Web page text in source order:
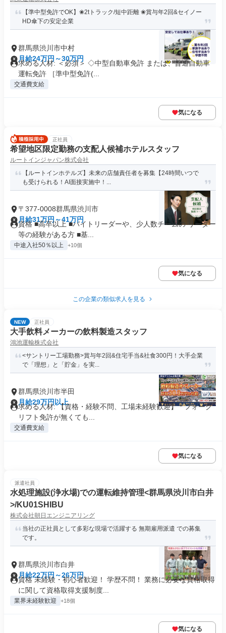
【準中型免許でOK】❀2tトラック/短中距離 ❀賞与年2回&セイノー
HD傘下の安定企業
群馬県渋川市中村
月給24万円～30万円
求める人材: ＜必須＞ ◇中型自動車免許 または、普通自動車
運転免許 ［準中型免許(...
交通費支給
気になる
正社員
希望地区限定勤務の支配人候補ホテルスタッフ
ルートインジャパン株式会社
【ルートインホテルズ】未来の店舗責任者を募集【24時間いつで
も受けられる！AI面接実施中！...
〒377-0008群馬県渋川市
月給31万円～41万円
資格 ■高卒以上 ■バイトリーダーや、少人数チームの リーダー
等の経験がある方 ■基...
中途入社50％以上 +10個
気になる
この企業の類似求人を見る
NEW 正社員
大手飲料メーカーの飲料製造スタッフ
鴻池運輸株式会社
<サントリー工場勤務>賞与年2回&住宅手当&社食300円！大手企業
で「理想」と「貯金」を実...
群馬県渋川市半田
月給29万円以上
求める人材: 【資格・経験不問、工場未経験歓迎】 * フォーク
リフト免許が無くても...
交通費支給
気になる
派遣社員
水処理施設(浄水場)での運転維持管理<群馬県渋川市白井
>/KU01SHIBU
株式会社朝日エンジニアリング
当社の正社員として多彩な現場で活躍する 無期雇用派遣 での募集
です。
群馬県渋川市白井
月給22万円～26万円
資格 未経験・初心者歓迎！ 学歴不問！ 業務に必要な資格取得
に関して資格取得支援制度...
業界未経験歓迎 +18個
気になる